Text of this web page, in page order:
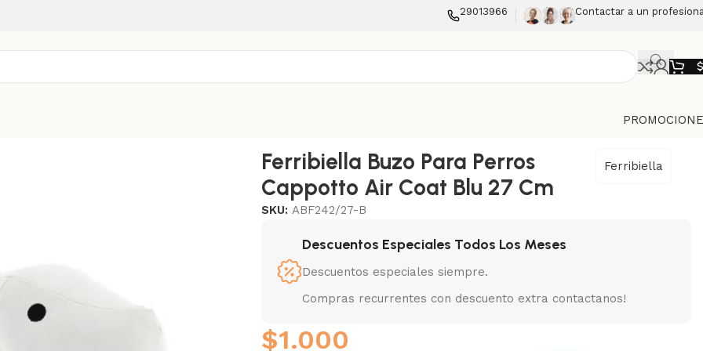
29013966 Contactar a un
$
Ferribiella Buzo Para Perros
Cappotto Air Coat Blu 27 Cm
Ferribiella
SKU: ABF242/27-B
Descuentos Especiales Todos Los Meses
Descuentos especiales siempre.
Compras recurrentes con descuento extra contactanos!
$1.000